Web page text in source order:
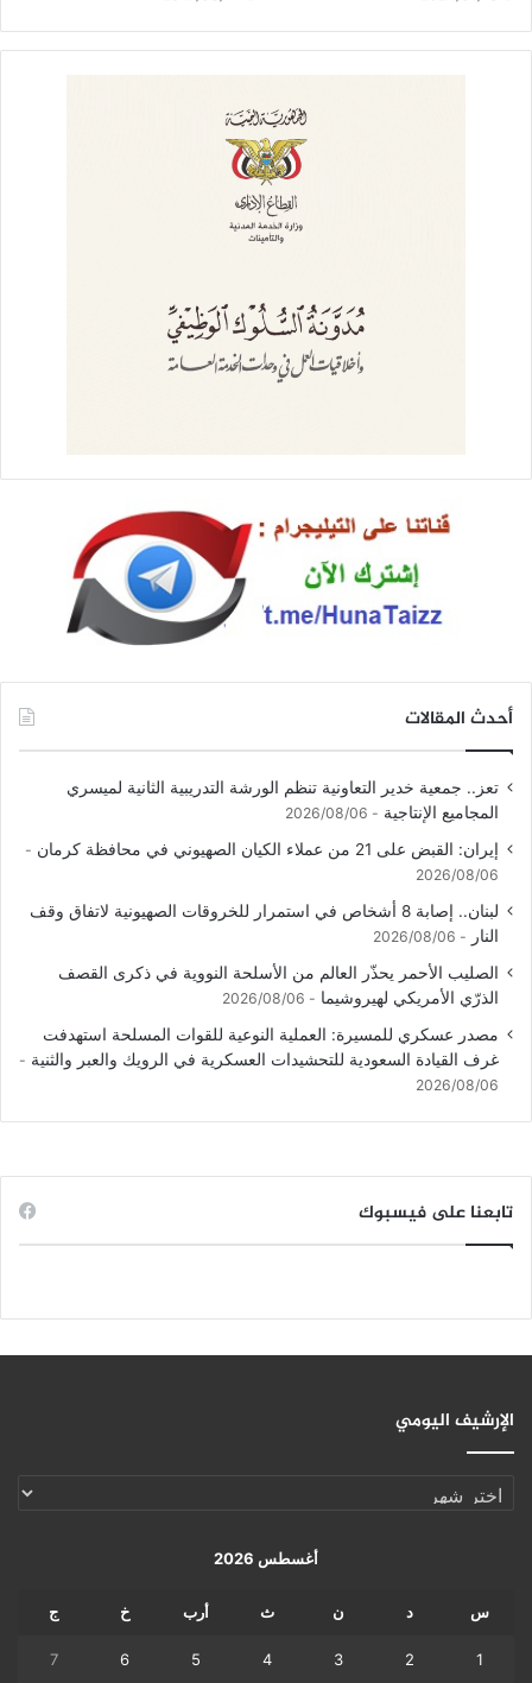
أحدث المقالات
تعز.. جمعية خدير التعاونية تنظم الورشة التدريبية الثانية لميسري
المجاميع الإنتاجية
2026/08/06
إيران: القبض على 21 من عملاء الكيان الصهيوني في محافظة كرمان
2026/08/06
لبنان.. إصابة 8 أشخاص في استمرار للخروقات الصهيونية لاتفاق وقف
النار
2026/08/06
الصليب الأحمر يحذّر العالم من الأسلحة النووية في ذكرى القصف
الذرّي الأمريكي لهيروشيما
2026/08/06
مصدر عسكري للمسيرة: العملية النوعية للقوات المسلحة استهدفت
غرف القيادة السعودية للتحشيدات العسكرية في الرويك والعبر والثنية
2026/08/06
تابعنا على فيسبوك
الإرشيف اليومي
الإرشيف
أغسطس 2026
س د ن ث أرب خ ج
1
2
3
4
5
6
7